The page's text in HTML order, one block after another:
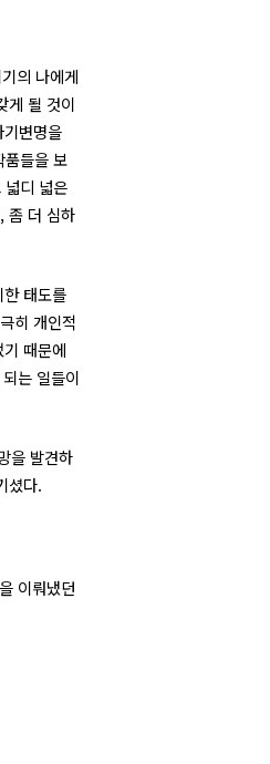
의 나에게
게 될 것이
변명을
품들을 보
넓디 넓은
좀 더 심하
태도를
히 개인적
때문에
는 일들이
을 발견하
셨다.
이뤄냈던